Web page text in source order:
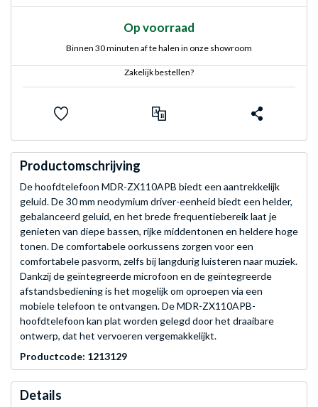
Op voorraad
Binnen 30 minuten af te halen in onze showroom
Zakelijk bestellen?
Productomschrijving
De hoofdtelefoon MDR-ZX110APB biedt een aantrekkelijk
geluid. De 30 mm neodymium driver-eenheid biedt een helder,
gebalanceerd geluid, en het brede frequentiebereik laat je
genieten van diepe bassen, rijke middentonen en heldere hoge
tonen. De comfortabele oorkussens zorgen voor een
comfortabele pasvorm, zelfs bij langdurig luisteren naar muziek.
Dankzij de geïntegreerde microfoon en de geïntegreerde
afstandsbediening is het mogelijk om oproepen via een
mobiele telefoon te ontvangen. De MDR-ZX110APB-
hoofdtelefoon kan plat worden gelegd door het draaibare
ontwerp, dat het vervoeren vergemakkelijkt.
Productcode: 1213129
Details